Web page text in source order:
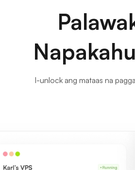
I-unlock ang mataas na